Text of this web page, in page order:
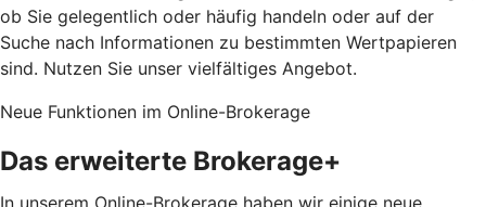
ob Sie gelegentlich oder häufig handeln oder auf der
Suche nach Informationen zu bestimmten Wertpapieren
sind. Nutzen Sie unser vielfältiges Angebot.
Neue Funktionen im Online-Brokerage
Das erweiterte Brokerage+
In unserem Online-Brokerage haben wir einige neue